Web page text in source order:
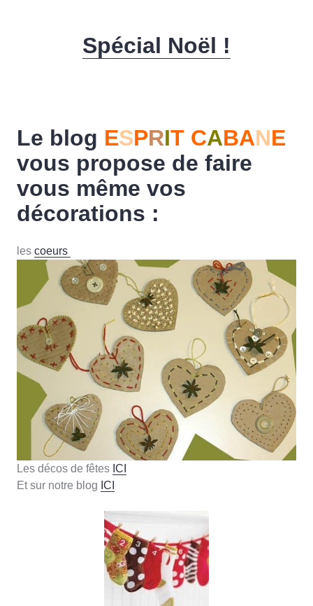
Spécial Noël !
Le blog ESPRIT CABANE
vous propose de faire
vous même vos
décorations :
les coeurs
Les décos de fêtes ICI
Et sur notre blog ICI